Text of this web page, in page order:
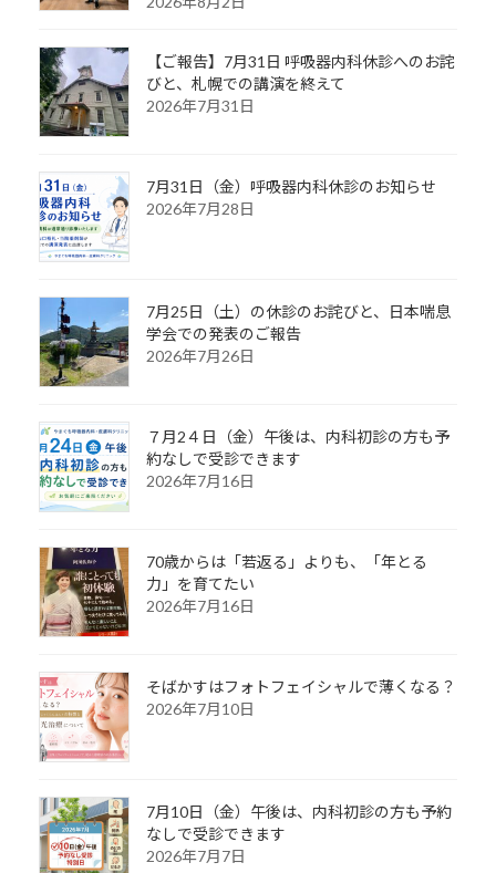
【ご報告】7月31日 呼吸器内科休診へのお詫
びと、札幌での講演を終えて
2026年7月31日
7月31日（金）呼吸器内科休診のお知らせ
2026年7月28日
7月25日（土）の休診のお詫びと、日本喘息
学会での発表のご報告
2026年7月26日
７月2４日（金）午後は、内科初診の方も予
約なしで受診できます
2026年7月16日
70歳からは「若返る」よりも、「年とる
力」を育てたい
2026年7月16日
そばかすはフォトフェイシャルで薄くなる？
2026年7月10日
7月10日（金）午後は、内科初診の方も予約
なしで受診できます
2026年7月7日